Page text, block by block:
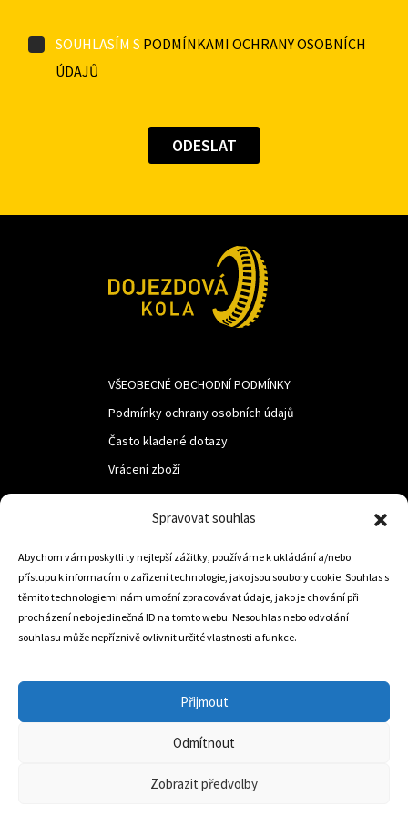
Spravovat souhlas
Abychom vám poskytli ty nejlepší zážitky, používáme k ukládání a/nebo
přístupu k informacím o zařízení technologie, jako jsou soubory cookie. Souhlas s
těmito technologiemi nám umožní zpracovávat údaje, jako je chování při
procházení nebo jedinečná ID na tomto webu. Nesouhlas nebo odvolání
souhlasu může nepříznivě ovlivnit určité vlastnosti a funkce.
Přijmout
Odmítnout
Zobrazit předvolby
SOUHLASÍM S PODMÍNKAMI OCHRANY OSOBNÍCH
ÚDAJŮ
VŠEOBECNÉ OBCHODNÍ PODMÍNKY
Podmínky ochrany osobních údajů
Často kladené dotazy
Vrácení zboží
LUF s.r.o.
Nám. M.R.Štefanika 518,
Trstená 02801
info@dojezdovakola.com